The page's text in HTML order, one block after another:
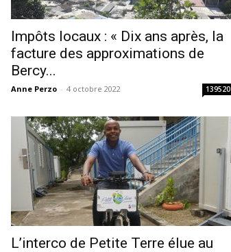
Impôts locaux : « Dix ans après, la
facture des approximations de
Bercy...
Anne Perzo - 4 octobre 2022 139520
L’interco de Petite Terre élue au